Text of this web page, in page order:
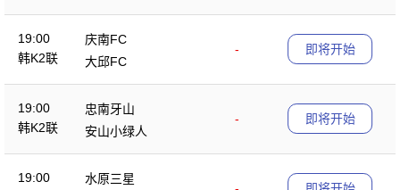
19:00
韩K2联
庆南FC
-
大邱FC
即将开始
19:00
韩K2联
忠南牙山
-
安山小绿人
即将开始
19:00
水原三星